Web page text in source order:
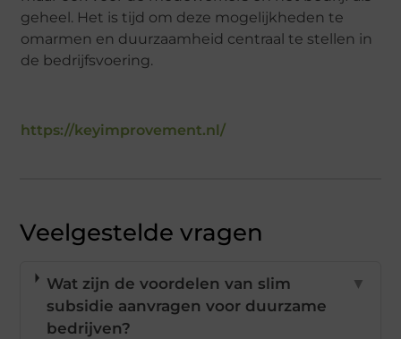
geheel. Het is tijd om deze mogelijkheden te
omarmen en duurzaamheid centraal te stellen in
de bedrijfsvoering.
https://keyimprovement.nl/
Veelgestelde vragen
Wat zijn de voordelen van slim
subsidie aanvragen voor duurzame
bedrijven?
▼